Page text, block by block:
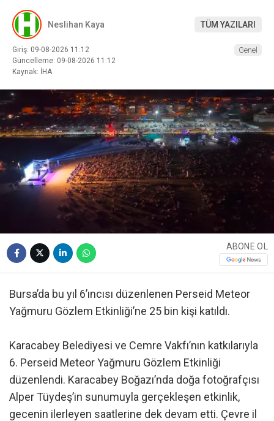
Neslihan Kaya TÜM YAZILARI
Giriş: 09-08-2026 11:12
Güncelleme: 09-08-2026 11:12
Kaynak: İHA
Genel
ABONE OL
Bursa’da bu yıl 6’ıncısı düzenlenen Perseid Meteor
Yağmuru Gözlem Etkinliği’ne 25 bin kişi katıldı.
Karacabey Belediyesi ve Cemre Vakfı’nın katkılarıyla
6. Perseid Meteor Yağmuru Gözlem Etkinliği
düzenlendi. Karacabey Boğazı’nda doğa fotoğrafçısı
Alper Tüydeş’in sunumuyla gerçekleşen etkinlik,
gecenin ilerleyen saatlerine dek devam etti. Çevre il